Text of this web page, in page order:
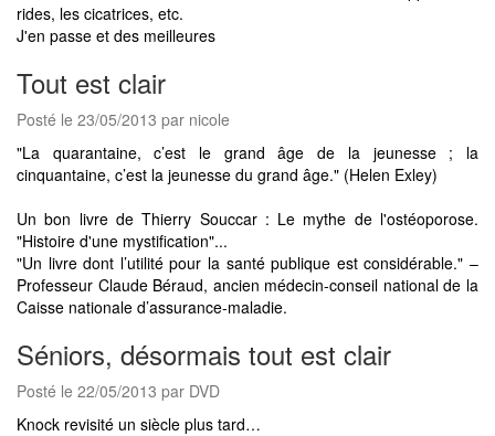
rides, les cicatrices, etc.
J'en passe et des meilleures
Tout est clair
Posté le 23/05/2013 par nicole
"La quarantaine, c’est le grand âge de la jeunesse ; la
cinquantaine, c’est la jeunesse du grand âge." (Helen Exley)
Un bon livre de Thierry Souccar : Le mythe de l'ostéoporose.
"Histoire d'une mystification"...
"Un livre dont l’utilité pour la santé publique est considérable." –
Professeur Claude Béraud, ancien médecin-conseil national de la
Caisse nationale d’assurance-maladie.
Séniors, désormais tout est clair
Posté le 22/05/2013 par DVD
Knock revisité un siècle plus tard…